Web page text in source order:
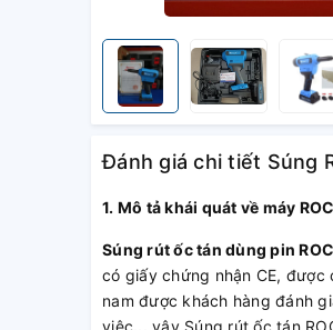
Đánh giá chi tiết Súng
1. Mô tả khái quát về máy
Súng rút ốc tán dùng pin
có giấy chứng nhận CE,
nam được khách hàng đánh
việc... vậy Súng rút ốc tán